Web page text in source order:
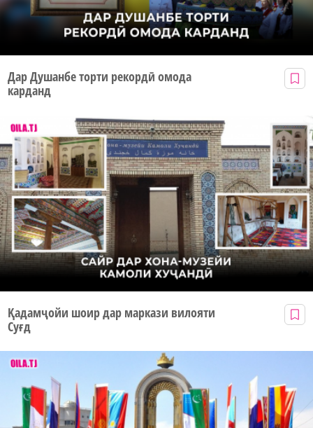
Дар Душанбе торти рекордӣ омода
карданд
Қадамҷойи шоир дар маркази вилояти
Суғд